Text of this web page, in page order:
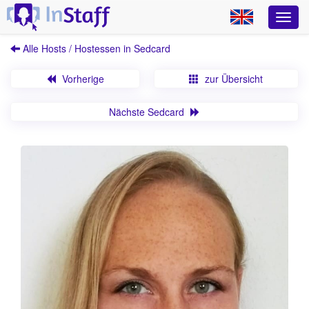
Alle Hosts / Hostessen in Sedcard
Vorherige zur Übersicht
Nächste Sedcard